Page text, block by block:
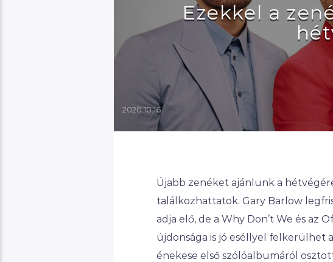
Ezekkel a
2020.10.16.
Újabb zenéket ajánlunk a
találkozhattatok. Gary Barlow
adja elő, de a Why Don’t We és az
újdonsága is jó eséllyel felkerülhet
énekese első szólóalbumáról